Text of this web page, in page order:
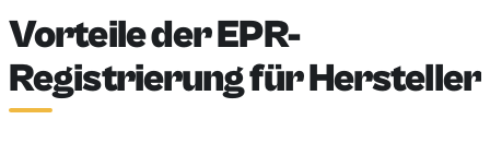
Vorteile der EPR-
Registrierung für Hersteller